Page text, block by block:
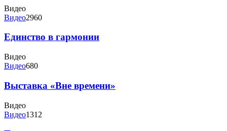
Видео
Видео2960
Единство в гармонии
Видео
Видео680
Выставка «Вне времени»
Видео
Видео1312